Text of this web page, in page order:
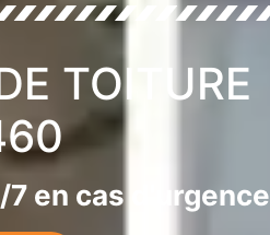
TOITURE
en cas d'urgence